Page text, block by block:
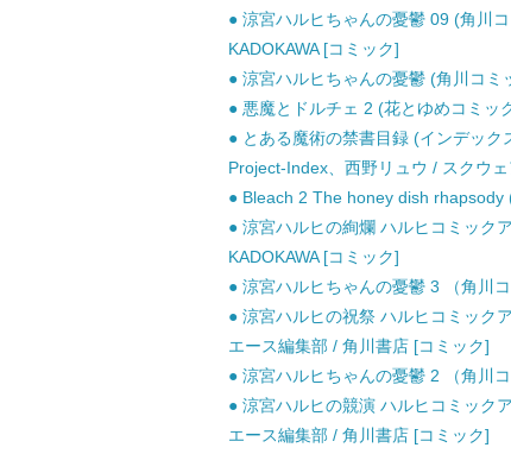
● 涼宮ハルヒちゃんの憂鬱 09 (角川
KADOKAWA [コミック]
● 涼宮ハルヒちゃんの憂鬱 (角川コ
● 悪魔とドルチェ 2 (花とゆめコミッ
● とある魔術の禁書目録 (インデッ
Project-Index、西野リュウ / スクウ
● Bleach 2 The honey dish
● 涼宮ハルヒの絢爛 ハルヒコミック
KADOKAWA [コミック]
● 涼宮ハルヒちゃんの憂鬱 3 （角川
● 涼宮ハルヒの祝祭 ハルヒコミック
エース編集部 / 角川書店 [コミック]
● 涼宮ハルヒちゃんの憂鬱 2 （角川
● 涼宮ハルヒの競演 ハルヒコミック
エース編集部 / 角川書店 [コミック]